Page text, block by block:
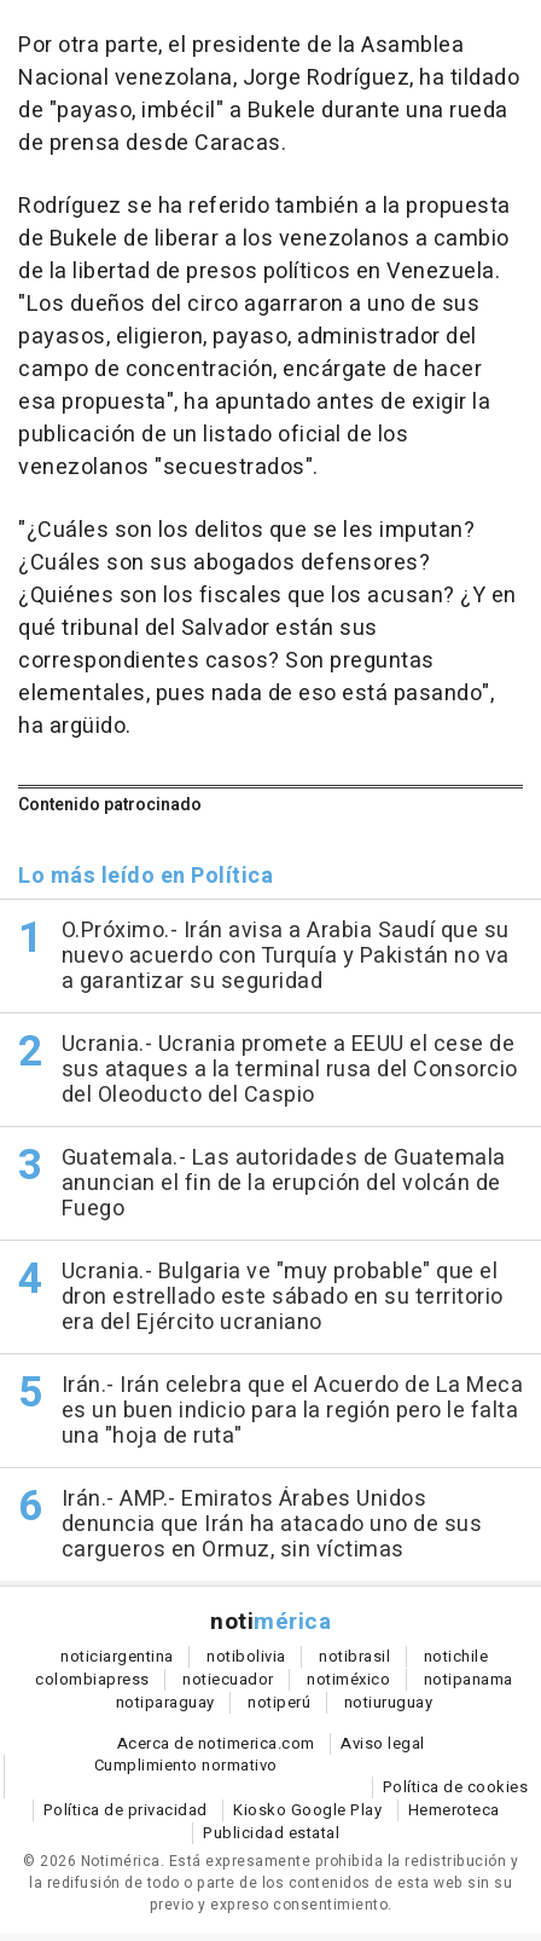
Por otra parte, el presidente de la Asamblea
Nacional venezolana, Jorge Rodríguez, ha tildado
de "payaso, imbécil" a Bukele durante una rueda
de prensa desde Caracas.
Rodríguez se ha referido también a la propuesta
de Bukele de liberar a los venezolanos a cambio
de la libertad de presos políticos en Venezuela.
"Los dueños del circo agarraron a uno de sus
payasos, eligieron, payaso, administrador del
campo de concentración, encárgate de hacer
esa propuesta", ha apuntado antes de exigir la
publicación de un listado oficial de los
venezolanos "secuestrados".
"¿Cuáles son los delitos que se les imputan?
¿Cuáles son sus abogados defensores?
¿Quiénes son los fiscales que los acusan? ¿Y en
qué tribunal del Salvador están sus
correspondientes casos? Son preguntas
elementales, pues nada de eso está pasando",
ha argüido.
Contenido patrocinado
Lo más leído en Política
O.Próximo.- Irán avisa a Arabia Saudí que su
nuevo acuerdo con Turquía y Pakistán no va
a garantizar su seguridad
Ucrania.- Ucrania promete a EEUU el cese de
sus ataques a la terminal rusa del Consorcio
del Oleoducto del Caspio
Guatemala.- Las autoridades de Guatemala
anuncian el fin de la erupción del volcán de
Fuego
Ucrania.- Bulgaria ve "muy probable" que el
dron estrellado este sábado en su territorio
era del Ejército ucraniano
Irán.- Irán celebra que el Acuerdo de La Meca
es un buen indicio para la región pero le falta
una "hoja de ruta"
Irán.- AMP.- Emiratos Árabes Unidos
denuncia que Irán ha atacado uno de sus
cargueros en Ormuz, sin víctimas
notimérica
noticiargentina notibolivia notibrasil notichile
colombiapress notiecuador notiméxico notipanama
notiparaguay notiperú notiuruguay
Acerca de notimerica.com
Aviso legal
Cumplimiento normativo
Política de cookies
Política de privacidad
Kiosko Google Play
Hemeroteca
Publicidad estatal
© 2026 Notimérica. Está expresamente prohibida la redistribución y
la redifusión de todo o parte de los contenidos de esta web sin su
previo y expreso consentimiento.